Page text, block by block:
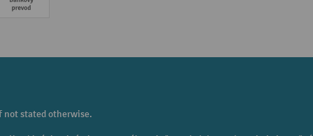
Predplatba
not stated otherwise.